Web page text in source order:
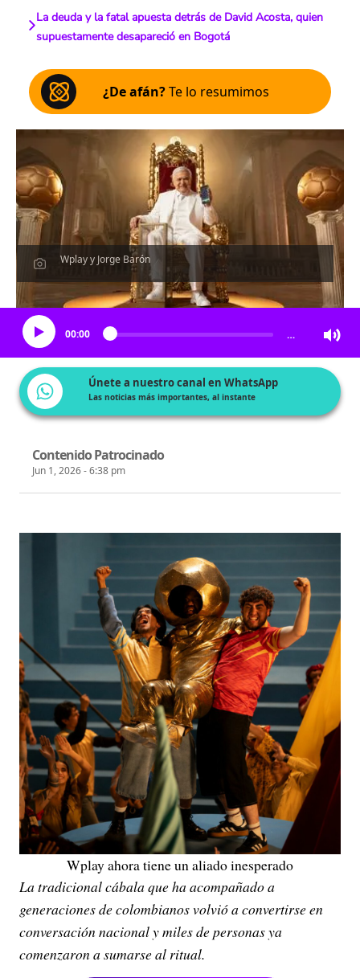
La deuda y la fatal apuesta detrás de David Acosta, quien
supuestamente desapareció en Bogotá
¿De afán?Te lo resumimos
Wplay y Jorge Barón
Escucha el artículo
00:00 …
Únete a nuestro canal en WhatsApp
Las noticias más importantes, al instante
Contenido Patrocinado
Jun 1, 2026 - 6:38 pm
Wplay ahora tiene un aliado inesperado
La tradicional cábala que ha acompañado a
generaciones de colombianos volvió a convertirse en
conversación nacional y miles de personas ya
comenzaron a sumarse al ritual.